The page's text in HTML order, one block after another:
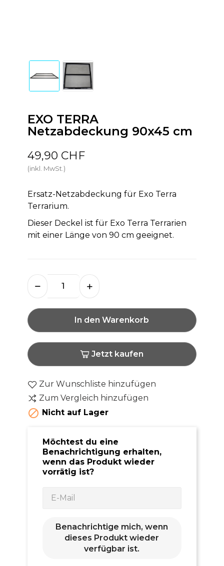
EXO TERRA
Netzabdeckung 90x45 cm
49,90 CHF
(inkl. MwSt.)
Ersatz-Netzabdeckung für Exo Terra
Terrarium.
Dieser Deckel ist für Exo Terra Terrarien
mit einer Länge von 90 cm geeignet.
In den Warenkorb
Jetzt kaufen
Zur Wunschliste hinzufügen
Zum Vergleich hinzufügen
 Nicht auf Lager
Möchtest du eine
Benachrichtigung erhalten,
wenn das Produkt wieder
vorrätig ist?
Benachrichtige mich, wenn
dieses Produkt wieder
verfügbar ist.